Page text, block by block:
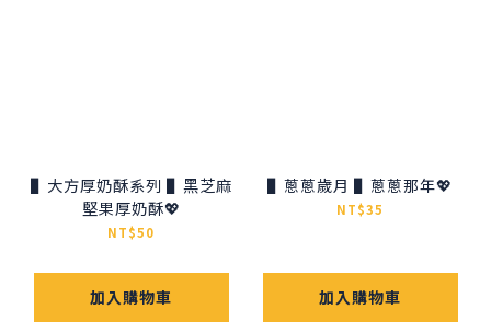
▌大方厚奶酥系列 ▌黑芝麻
堅果厚奶酥💖
NT$50
加入購物車
▌蔥蔥歲月 ▌蔥蔥那年💖
NT$35
加入購物車